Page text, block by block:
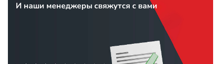
И наши менеджеры свяжутся с вами